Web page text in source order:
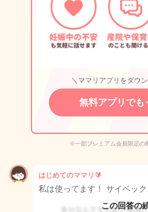
＼ママリアプリをダウ
無料アプリでも
※一部プレミアム会員限定の
はじめてのママリ🔰
私は使ってます！ サイベック
この回答の